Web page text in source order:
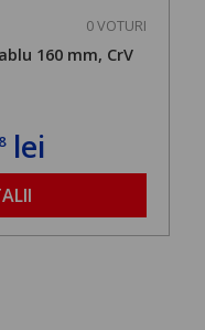
0 VOTURI
160 mm, CrV
lei